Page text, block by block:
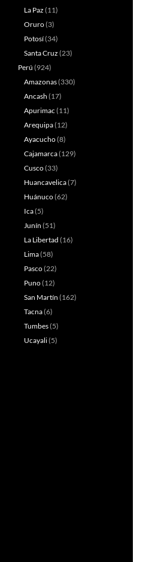
La Paz (11)
Oruro(3)
Potosí(34)
Santa Cruz (23)
Perú (924)
Amazonas(330)
Ancash (17)
Apurimac (11)
Arequipa(12)
Ayacucho(8)
Cajamarca(129)
Cusco(33)
Huancavelica(7)
Huánuco(62)
Ica(5)
Junín (51)
La Libertad (16)
Lima(58)
Pasco(22)
Puno(12)
San Martín (162)
Tacna(6)
Tumbes(5)
Ucayali(5)